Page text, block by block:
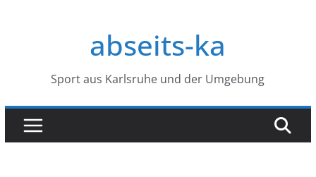
abseits-ka
Sport aus Karlsruhe und der Umgebung